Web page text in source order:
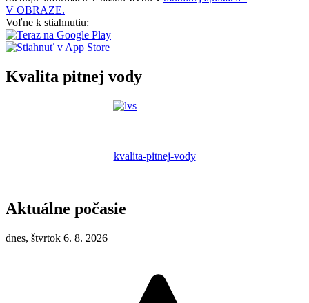
V OBRAZE.
Voľne k stiahnutiu:
Kvalita pitnej vody
kvalita-pitnej-vody
Aktuálne počasie
dnes, štvrtok 6. 8. 2026